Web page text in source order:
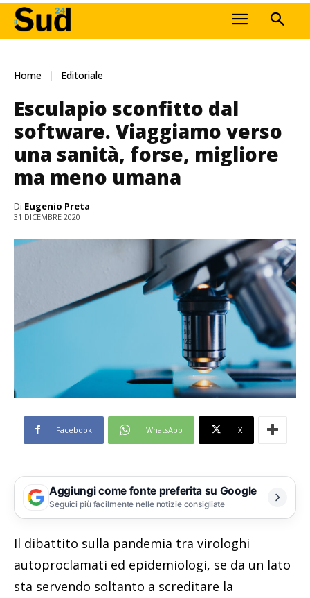
Home Editoriale
Esculapio sconfitto dal
software. Viaggiamo verso
una sanità, forse, migliore
ma meno umana
Di Eugenio Preta
31 DICEMBRE 2020
Facebook WhatsApp X
Aggiungi come fonte preferita su Google
Seguici più facilmente nelle notizie consigliate
Il dibattito sulla pandemia tra virologhi
autoproclamati ed epidemiologi, se da un lato
sta servendo soltanto a screditare la